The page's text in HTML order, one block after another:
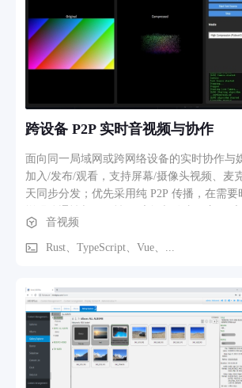
跨设备 P2P 实时音视频与协作
面向同一局域网或跨网络设备的实时协作与
加入/发布/观看，支持屏幕/摄像头视频、麦
天同步分发；优先采用纯 P2P 传播，在需
置等入口 文本聊天：房间内消息广播与展示
看：桌面端采集屏幕/相机并编码后 P2P 广播
压控制 网络连接与诊断：连接状态、Peer 数
提示 网关能力（可配置）：WebSocket 网关
接入与片段请求
音视频
Rust、TypeScript、Vue、...